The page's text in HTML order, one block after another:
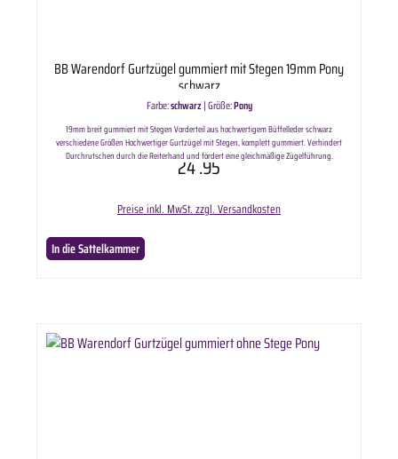
BB Warendorf Gurtzügel gummiert mit Stegen 19mm Pony
schwarz
Farbe:schwarz|Größe:Pony
19mm breit gummiert mit Stegen Vorderteil aus hochwertigem Büffelleder schwarz
verschiedene Größen Hochwertiger Gurtzügel mit Stegen, komplett gummiert. Verhindert
Durchrutschen durch die Reiterhand und fördert eine gleichmäßige Zügelführung.
Lieferumfang enthält: ausgewählte Variante BB Gurtzügel gummiert mit Stegen 19mm.
24.95
Preise inkl. MwSt. zzgl. Versandkosten
In die Sattelkammer